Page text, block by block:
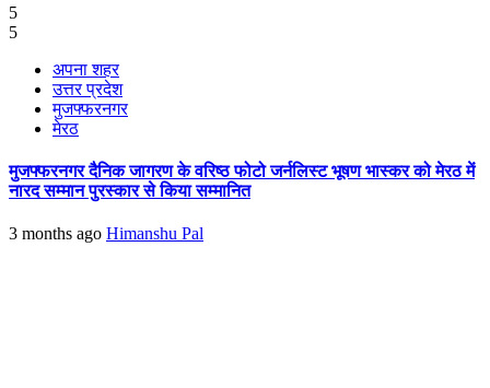
5
5
अपना शहर
उत्तर प्रदेश
मुजफ्फरनगर
मेरठ
मुजफ्फरनगर दैनिक जागरण के वरिष्ठ फोटो जर्नलिस्ट भूषण भास्कर को मेरठ में
नारद सम्मान पुरस्कार से किया सम्मानित
3 months ago Himanshu Pal